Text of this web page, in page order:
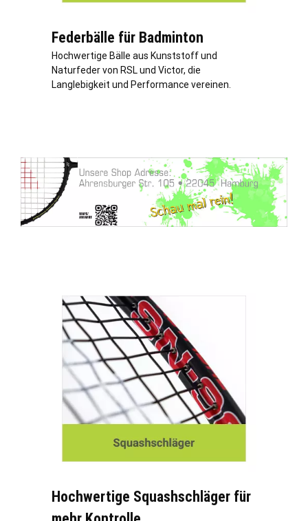
Federbälle für Badminton
Hochwertige Bälle aus Kunststoff und
Naturfeder von RSL und Victor, die
Langlebigkeit und Performance vereinen.
Hochwertige Squashschläger für